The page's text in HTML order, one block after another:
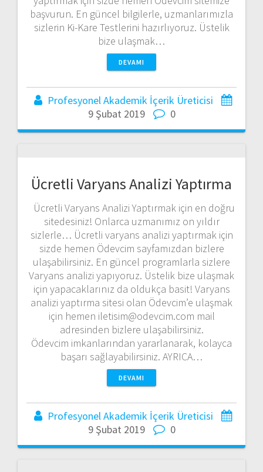
başvurun. En güncel bilgilerle, uzmanlarımızla
sizlerin Ki-Kare Testlerini hazırlıyoruz. Üstelik
bize ulaşmak…
DEVAMI
Profesyonel Akademik İçerik Üreticisi
9 Şubat 2019
0
Ücretli Varyans Analizi Yaptırma
Ücretli Varyans Analizi Yaptırmak için en doğru
sitedesiniz! Onlarca uzmanımız on yıldır
sizlerle… Ücretli varyans analizi yaptırmak için
sizde hemen Ödevcim sayfamızdan bizlere
ulaşabilirsiniz. En güncel programlarla sizlere
Varyans analizi yapıyoruz. Üstelik bize ulaşmak
için yapacaklarınız da oldukça basit! Varyans
analizi yaptırma sitesi olan Ödevcim’e ulaşmak
için hemen iletisim@odevcim.com mail
adresinden bizlere ulaşabilirsiniz.
Ödevcim imkanlarından yararlanarak, kolayca
başarı sağlayabilirsiniz. AYRICA…
DEVAMI
Profesyonel Akademik İçerik Üreticisi
9 Şubat 2019
0